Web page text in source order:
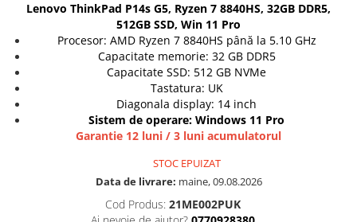
Calculatoare All-in-One NOI
All-in-One REFURBISHED
Calculatoare All-in-One RENEW
Componente All-in-One
Lenovo ThinkPad P14s G5, Ryzen 7 8840HS, 32GB DDR5,
512GB SSD, Win 11 Pro
Procesor: AMD Ryzen 7 8840HS până la 5.10 GHz
Capacitate memorie: 32 GB DDR5
Capacitate SSD: 512 GB NVMe
Tastatura: UK
Diagonala display: 14 inch
Sistem de operare: Windows 11 Pro
Garantie 12 luni / 3 luni acumulatorul
STOC EPUIZAT
Data de livrare: maine, 09.08.2026
Cod Produs: 21ME002PUK